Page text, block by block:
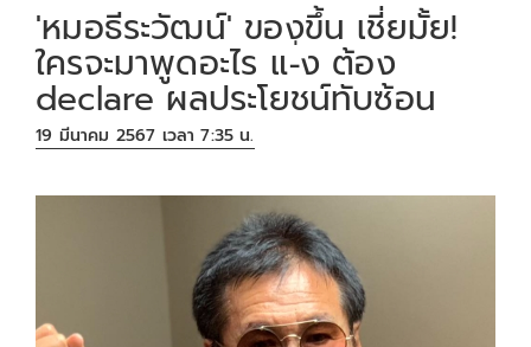
'หมอธีระวัฒน์' ของขึ้น เชี่ยมั้ย!
ใครจะมาพูดอะไร แ-่ง ต้อง
declare ผลประโยชน์ทับซ้อน
19 มีนาคม 2567 เวลา 7:35 น.